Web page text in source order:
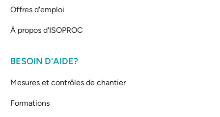
Offres d'emploi
À propos d'ISOPROC
BESOIN D'AIDE?
Mesures et contrôles de chantier
Formations